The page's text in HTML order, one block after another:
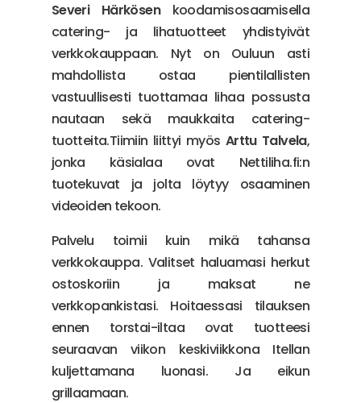
Severi Härkösenkoodamisosaamisella
catering- ja lihatuotteet yhdistyivät
verkkokauppaan. Nyt on Ouluun asti
mahdollista ostaa pientilallisten
vastuullisesti tuottamaa lihaa possusta
nautaan sekä maukkaita catering-
tuotteita.Tiimiin liittyi myös Arttu Talvela,
jonka käsialaa ovat Nettiliha.fi:n
tuotekuvat ja jolta löytyy osaaminen
videoiden tekoon.
Palvelu toimii kuin mikä tahansa
verkkokauppa. Valitset haluamasi herkut
ostoskoriin ja maksat ne
verkkopankistasi. Hoitaessasi tilauksen
ennen torstai-iltaa ovat tuotteesi
seuraavan viikon keskiviikkona Itellan
kuljettamana luonasi. Ja eikun
grillaamaan.